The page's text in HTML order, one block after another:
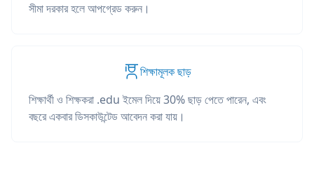
সীমা দরকার হলে আপগ্রেড করুন।
শিক্ষামূলক ছাড়
শিক্ষার্থী ও শিক্ষকরা .edu ইমেল দিয়ে 30% ছাড় পেতে পারেন, এবং
বছরে একবার ডিসকাউন্টেড আবেদন করা যায়।